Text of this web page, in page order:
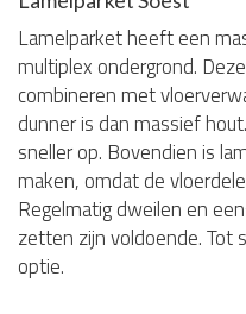
Lamelparket heeft een
multiplex ondergrond.
combineren met
dunner is dan massief
sneller op. Bovendien is
maken, omdat de
Regelmatig dweilen en
zetten zijn voldoende. Tot
optie.